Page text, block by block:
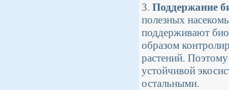
3. Поддержание
полезных
поддерживают
образом
растений.
устойчивой
остальными.